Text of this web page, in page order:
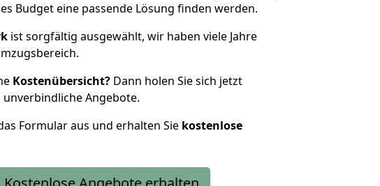
Budget eine passende Lösung finden werden.
ist sorgfältig ausgewählt, wir haben viele Jahre
Kostenübersicht? Dann holen Sie sich jetzt
Angebote.
Formular aus und erhalten Sie kostenlose